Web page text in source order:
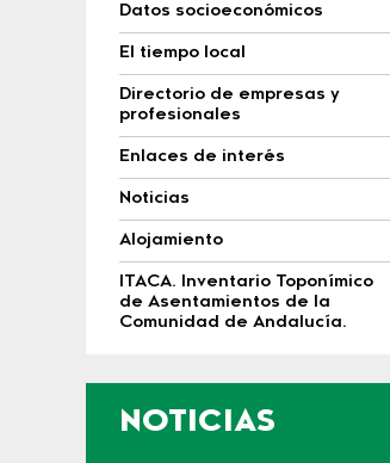
Datos socioeconómicos
El tiempo local
Directorio de empresas y
profesionales
Enlaces de interés
Noticias
Alojamiento
ITACA. Inventario Toponímico
de Asentamientos de la
Comunidad de Andalucía.
NOTICIAS